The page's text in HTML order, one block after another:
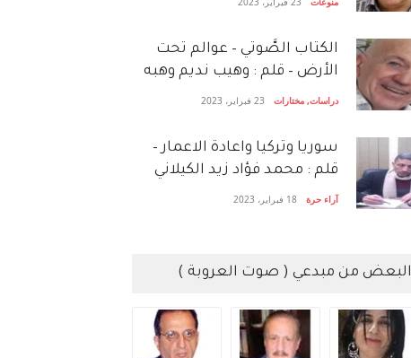
الكتاب الصَّوتي – عوالم تحت
الأرض – قلم : وهيب نديم وهبه
دراسات, مختارات 23 فبراير، 2023
سوريا وتركيا واعادة الاعمار –
قلم : محمد فؤاد زيد الكيلاني
آراء حرة 18 فبراير، 2023
البعض من مبدعي ( صوت العروبة )